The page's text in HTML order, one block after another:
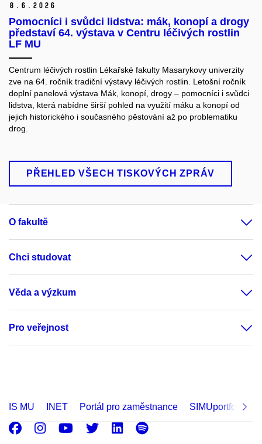
8. 6. 2026
Pomocníci i svůdci lidstva: mák, konopí a drogy
představí 64. výstava v Centru léčivých rostlin
LF MU
Centrum léčivých rostlin Lékařské fakulty Masarykovy univerzity
zve na 64. ročník tradiční výstavy léčivých rostlin. Letošní ročník
doplní panelová výstava Mák, konopí, drogy – pomocníci i svůdci
lidstva, která nabídne širší pohled na využití máku a konopí od
jejich historického i současného pěstování až po problematiku
drog.
PŘEHLED VŠECH TISKOVÝCH ZPRÁV
O fakultě
Chci studovat
Věda a výzkum
Pro veřejnost
IS MU INET Portál pro zaměstnance SIMUportfolio
Facebook
Instagram
Youtube
Twitter
LinkedIn
Spotify